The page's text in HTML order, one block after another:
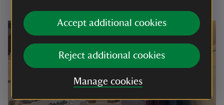
Accept additional cookies
Reject additional cookies
Manage cookies